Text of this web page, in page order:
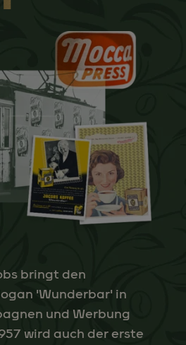
bringt den
'Wunderbar' in
und Werbung
wird auch der erste